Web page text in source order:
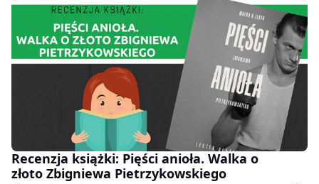
Recenzja książki: Pięści anioła. Walka o
złoto Zbigniewa Pietrzykowskiego